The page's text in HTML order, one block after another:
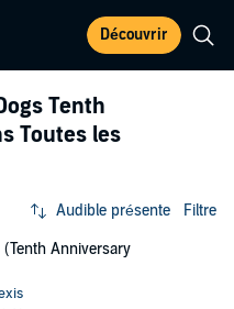
Découvrir
Tenth
Toutes les
Audible présente Filtre
(Tenth Anniversary